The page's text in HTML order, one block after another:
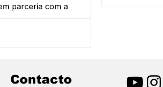
parceria com a
e Wissling. A iniciativa
do sistema
Contacto